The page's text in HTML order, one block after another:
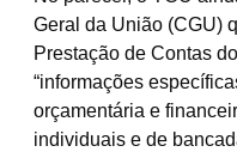
Geral da União (CGU)
Prestação de Contas
“informações
orçamentária e
individuais e de